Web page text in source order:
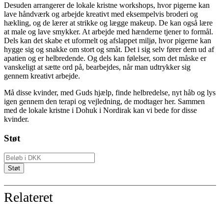
Desuden arrangerer de lokale kristne workshops, hvor pigerne kan
lave håndværk og arbejde kreativt med eksempelvis broderi og
hækling, og de lærer at strikke og lægge makeup. De kan også lære
at male og lave smykker. At arbejde med hænderne tjener to formål.
Dels kan det skabe et uformelt og afslappet miljø, hvor pigerne kan
hygge sig og snakke om stort og småt. Det i sig selv fører dem ud af
apatien og er helbredende. Og dels kan følelser, som det måske er
vanskeligt at sætte ord på, bearbejdes, når man udtrykker sig
gennem kreativt arbejde.
Må disse kvinder, med Guds hjælp, finde helbredelse, nyt håb og lys
igen gennem den terapi og vejledning, de modtager her. Sammen
med de lokale kristne i Dohuk i Nordirak kan vi bede for disse
kvinder.
Støt
Relateret